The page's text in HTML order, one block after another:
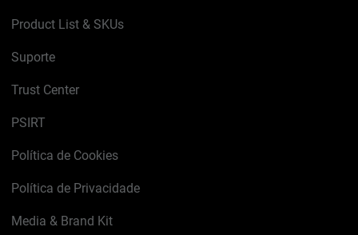
Product List & SKUs
Suporte
Trust Center
PSIRT
Política de Cookies
Política de Privacidade
Media & Brand Kit